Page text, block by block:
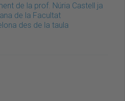
de la prof. Núria Castell ja
de la Facultat
des de la taula